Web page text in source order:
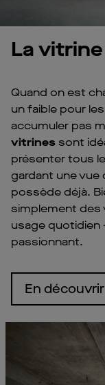
La
Quand on est
un faible pour
accumuler pas
vitrinessont
présenter tous
gardant une vue
possède déjà.
simplement des
usage quotidien
passionnant.
En